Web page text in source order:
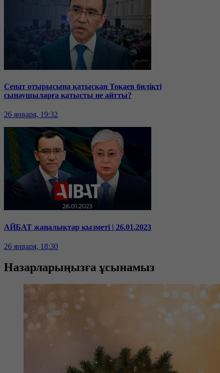
Сенат отырысына қатысқан Тоқаев билікті
сынаушыларға қатысты не айтты?
26 января, 19:32
АЙБАТ жаңалықтар қызметі | 26.01.2023
26 января, 18:30
Назарларыңызға ұсынамыз